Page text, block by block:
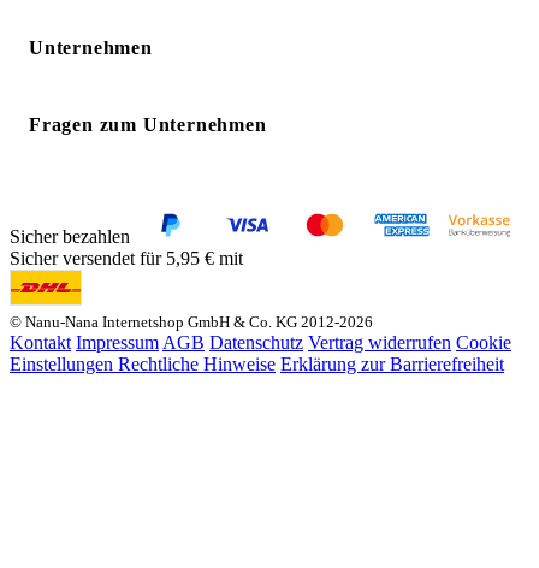
Unternehmen
Fragen zum Unternehmen
Sicher bezahlen
Sicher versendet für 5,95 € mit
© Nanu-Nana Internetshop GmbH & Co. KG 2012-2026
Kontakt Impressum AGB Datenschutz Vertrag widerrufen Cookie
Einstellungen Rechtliche Hinweise Erklärung zur Barrierefreiheit